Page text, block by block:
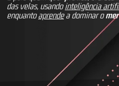
das velas, usandointeligência
enquantoaprendea dominar o